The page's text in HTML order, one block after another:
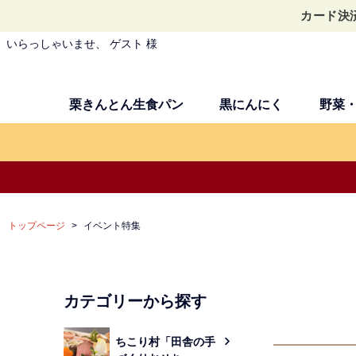
カード決
いらっしゃいませ、 ゲスト 様
栗きんとん生食パン 黒にんにく 野菜
トップページ イベント特集
カテゴリーから探す
ちこり村「田舎の手